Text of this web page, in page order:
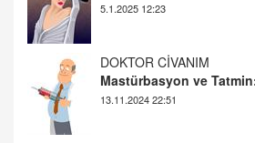
13.11.2024 22:51
ALİ EFENDİ
Adana At Yarışı
Cumartesi